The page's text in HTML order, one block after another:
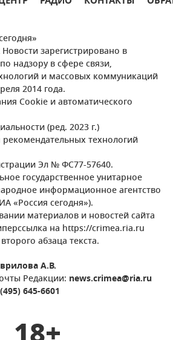
зарегистрировано в
надзору в сфере связи,
и массовых коммуникаций
2014 года.
Cookie и автоматического
(ред. 2023 г.)
технологий
Эл № ФС77-57640.
государственное унитарное
информационное агентство
«Россия сегодня»).
материалов и новостей сайта
на https://crimea.ria.ru
абзаца текста.
А.В.
Редакции: news.crimea@ria.ru
645-6601